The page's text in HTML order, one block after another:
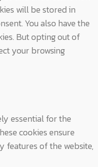
will be stored in
You also have the
But opting out of
your browsing
essential for the
cookies ensure
features of the website,